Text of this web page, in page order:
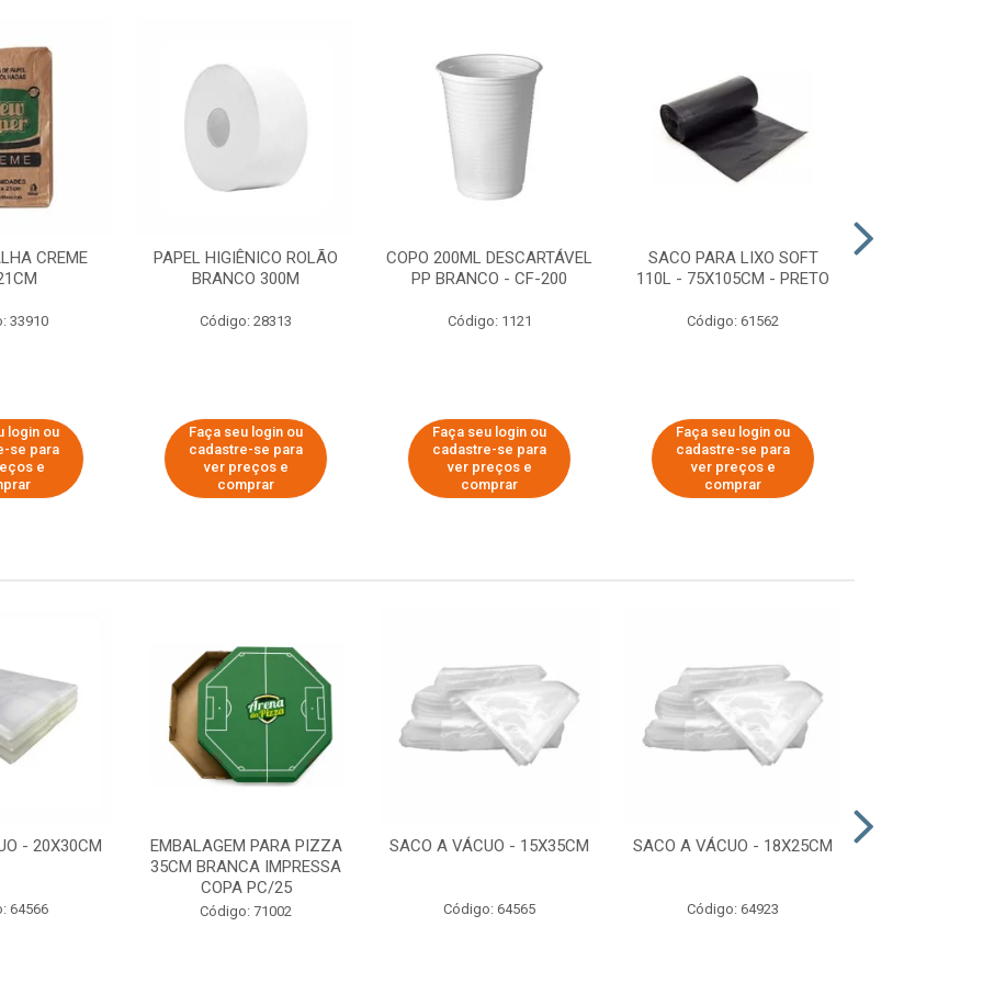
CREME
33910
login ou
se para
e
PAPEL HIGIÊNICO ROLÃO
BRANCO 300M
Código: 28313
Faça seu login ou
cadastre-se para
ver preços e
comprar
COPO 200ML DESCARTÁVEL
PP BRANCO - CF-200
Código: 1121
Faça seu login ou
cadastre-se para
ver preços e
comprar
SACO PARA LIXO SOFT
110L - 75X105CM - PRETO
Código: 61562
Faça seu login ou
cadastre-se para
ver preços e
comprar
- 20X30CM
64566
EMBALAGEM PARA PIZZA
35CM BRANCA IMPRESSA
COPA PC/25
Código: 71002
SACO A VÁCUO - 15X35CM
Código: 64565
SACO A VÁCUO - 18X25CM
Código: 64923